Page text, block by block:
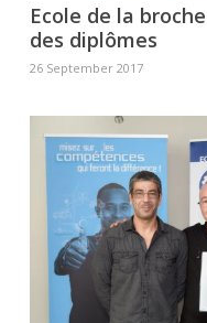
Ecole de la
des diplômes
26 September 2017